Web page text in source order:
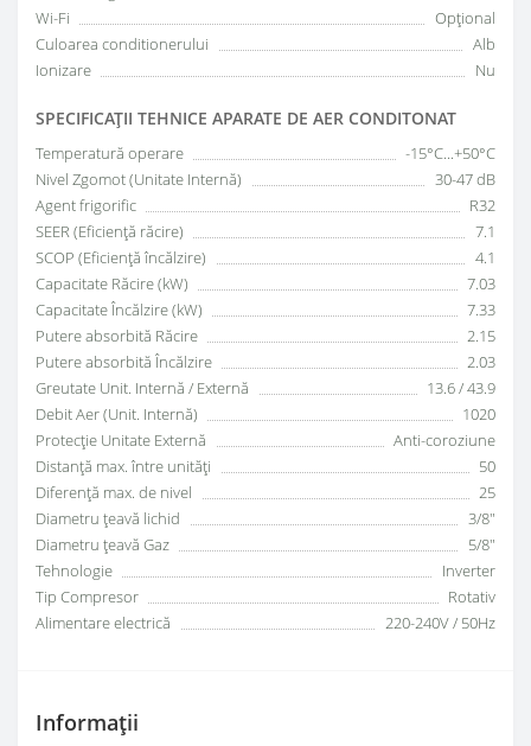
Wi-Fi
Opțional
Culoarea conditionerului
Alb
Ionizare
Nu
SPECIFICAŢII TEHNICE APARATE DE AER CONDITONAT
Temperatură operare
-15°C...+50°C
Nivel Zgomot (Unitate Internă)
30-47 dB
Agent frigorific
R32
SEER (Eficiență răcire)
7.1
SCOP (Eficiență încălzire)
4.1
Capacitate Răcire (kW)
7.03
Capacitate Încălzire (kW)
7.33
Putere absorbită Răcire
2.15
Putere absorbită Încălzire
2.03
Greutate Unit. Internă / Externă
13.6 / 43.9
Debit Aer (Unit. Internă)
1020
Protecție Unitate Externă
Anti-coroziune
Distanță max. între unități
50
Diferență max. de nivel
25
Diametru țeavă lichid
3/8"
Diametru țeavă Gaz
5/8"
Tehnologie
Inverter
Tip Compresor
Rotativ
Alimentare electrică
220-240V / 50Hz
Informații